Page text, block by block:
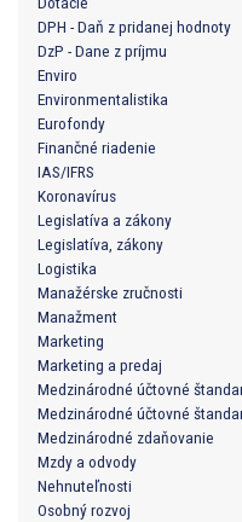
DPH - Daň z pridanej hodnoty
DzP - Dane z príjmu
Enviro
Environmentalistika
Eurofondy
Finančné riadenie
IAS/IFRS
Koronavírus
Legislatíva a zákony
Legislatíva, zákony
Logistika
Manažérske zručnosti
Manažment
Marketing
Marketing a predaj
Medzinárodné účtovné
Medzinárodné účtovné
Medzinárodné zdaňovanie
Mzdy a odvody
Nehnuteľnosti
Osobný rozvoj